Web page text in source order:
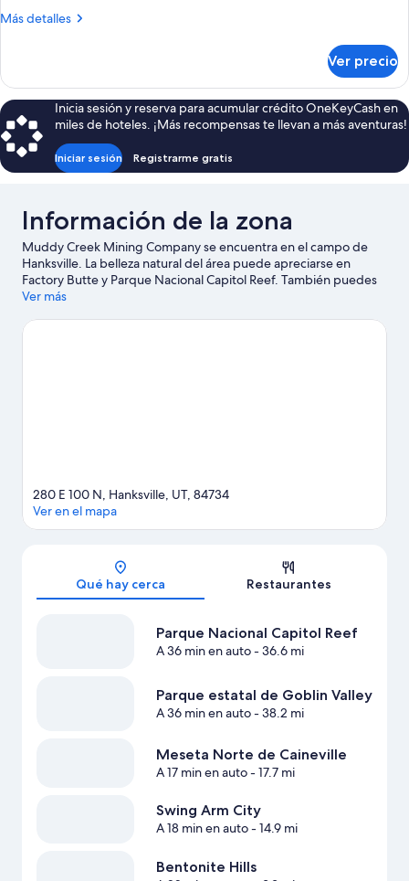
Más detalles
Más
familiar,
varias
camas
Ver precio
Inicia sesión y reserva para acumular crédito OneKeyCash en
miles de hoteles. ¡Más recompensas te llevan a más aventuras!
Iniciar sesión Registrarme gratis
Información de la zona
Muddy Creek Mining Company se encuentra en el campo de
Hanksville. La belleza natural del área puede apreciarse en
Factory Butte y Parque Nacional Capitol Reef. También puedes
darte una vuelta por Parque estatal de Goblin Valley. Si quieres
exploración de cuevas y paseos a pie o ciclismo en senderos, o
Ver más
Sección del mapa
280 E 100 N, Hanksville, UT, 84734
Ver en el mapa
Qué hay cerca Restaurantes
Parque Nacional Capitol Reef
A 36 min en auto- 36.6 mi
Parque estatal de Goblin Valley
A 36 min en auto- 38.2 mi
Meseta Norte de Caineville
A 17 min en auto- 17.7 mi
Swing Arm City
A 18 min en auto- 14.9 mi
Bentonite Hills